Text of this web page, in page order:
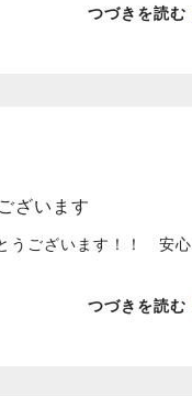
つづきを読む
ざいます
うございます！！ 安心
つづきを読む